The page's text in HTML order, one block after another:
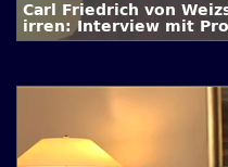
Carl Friedrich von
irren: Interview mit
/ 3. Folge